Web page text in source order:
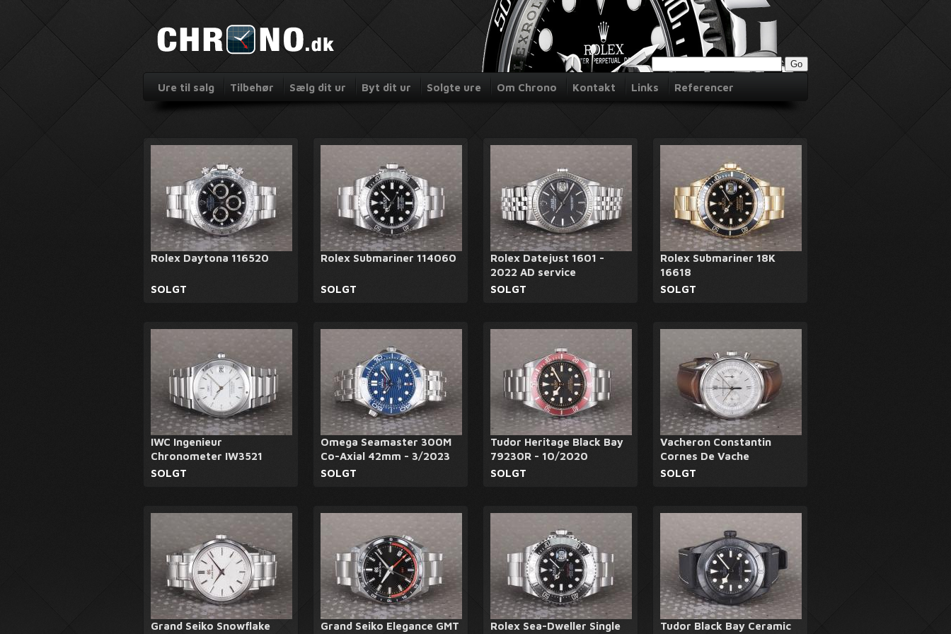
Ure til salg Tilbehør Sælg dit ur Byt dit ur Solgte ure Om Chrono Kontakt Links Referencer
Rolex Daytona 116520
SOLGT
Rolex Submariner 114060
SOLGT
Rolex Datejust 1601 -
2022 AD service
SOLGT
Rolex Submariner 18K
16618
SOLGT
IWC Ingenieur
Chronometer IW3521
SOLGT
Omega Seamaster 300M
Co-Axial 42mm - 3/2023
SOLGT
Tudor Heritage Black Bay
79230R - 10/2020
SOLGT
Vacheron Constantin
Cornes De Vache
SOLGT
Grand Seiko Snowflake Grand Seiko Elegance GMT Rolex Sea-Dweller Single Tudor Black Bay Ceramic